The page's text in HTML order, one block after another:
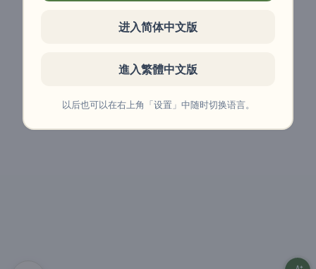
进入简体中文版
進入繁體中文版
以后也可以在右上角「设置」中随时切换语言。